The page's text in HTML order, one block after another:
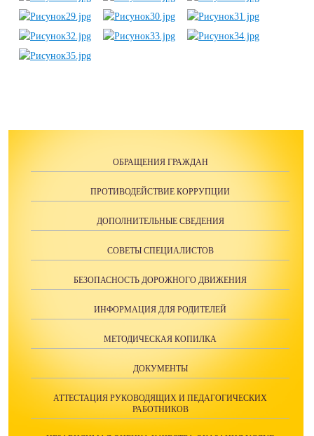
ОБРАЩЕНИЯ ГРАЖДАН
ПРОТИВОДЕЙСТВИЕ КОРРУПЦИИ
ДОПОЛНИТЕЛЬНЫЕ СВЕДЕНИЯ
СОВЕТЫ СПЕЦИАЛИСТОВ
БЕЗОПАСНОСТЬ ДОРОЖНОГО ДВИЖЕНИЯ
ИНФОРМАЦИЯ ДЛЯ РОДИТЕЛЕЙ
МЕТОДИЧЕСКАЯ КОПИЛКА
ДОКУМЕНТЫ
АТТЕСТАЦИЯ РУКОВОДЯЩИХ И ПЕДАГОГИЧЕСКИХ
РАБОТНИКОВ